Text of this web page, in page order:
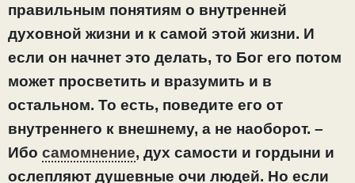
правильным понятиям о внутренней
духовной жизни и к самой этой жизни. И
если он начнет это делать, то Бог его потом
может просветить и вразумить и в
остальном. То есть, поведите его от
внутреннего к внешнему, а не наоборот. –
Ибо самомнение, дух самости и гордыни и
ослепляют душевные очи людей. Но если